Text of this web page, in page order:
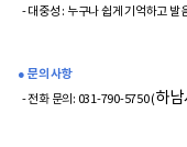
- 대중성 : 누구나 쉽게 기억하고 발
● 문의 사항
- 전화 문의: 031-790-5750 (하